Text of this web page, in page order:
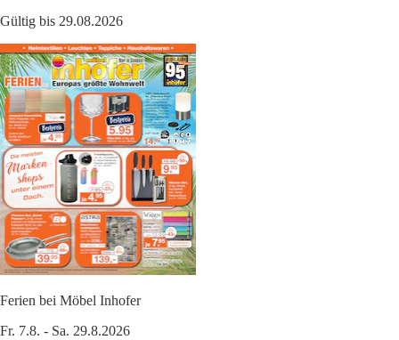
Gültig bis 29.08.2026
Ferien bei Möbel Inhofer
Fr. 7.8. - Sa. 29.8.2026